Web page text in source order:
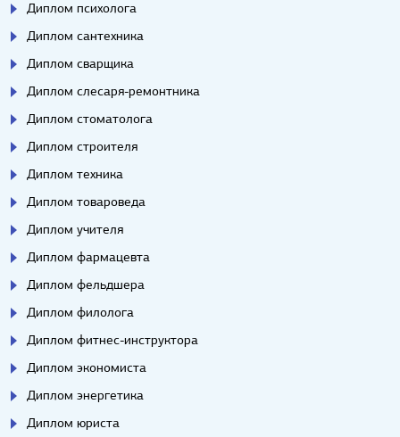
Диплом психолога
Диплом сантехника
Диплом сварщика
Диплом слесаря-ремонтника
Диплом стоматолога
Диплом строителя
Диплом техника
Диплом товароведа
Диплом учителя
Диплом фармацевта
Диплом фельдшера
Диплом филолога
Диплом фитнес-инструктора
Диплом экономиста
Диплом энергетика
Диплом юриста